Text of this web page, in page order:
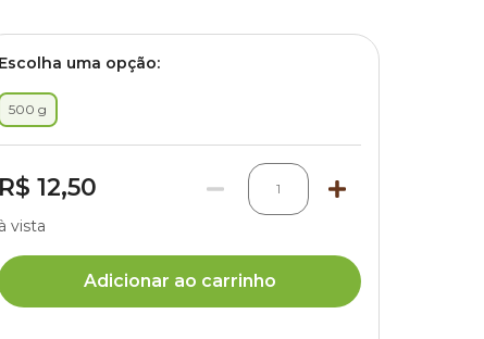
Escolha uma opção:
500 g
R$ 12,50 1
à vista
Adicionar ao carrinho